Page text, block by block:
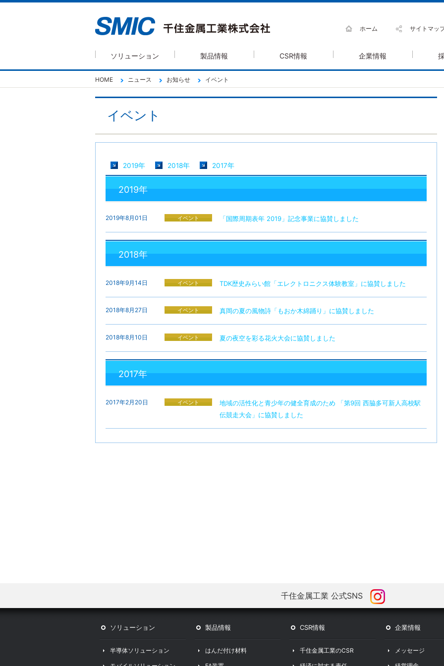
ホーム サイトマッ
ソリューション 製品情報 CSR情報 企業情報
HOME ニュース お知らせ イベント
イベント
2019年 2018年 2017年
2019年
2019年8月01日 イベント 「国際周期表年 2019」記念事業に協賛しました
2018年
2018年9月14日 イベント TDK歴史みらい館「エレクトロニクス体験教室」に協賛しました
2018年8月27日 イベント 真岡の夏の風物詩「もおか木綿踊り」に協賛しました
2018年8月10日 イベント 夏の夜空を彩る花火大会に協賛しました
2017年
2017年2月20日 イベント
地域の活性化と青少年の健全育成のため 「第9回 西脇多可新人高校駅
伝競走大会」に協賛しました
千住金属工業 公式SNS
ソリューション
半導体ソリューション
製品情報
はんだ付け材料
CSR情報
千住金属工業のCSR
企業情報
メッセージ